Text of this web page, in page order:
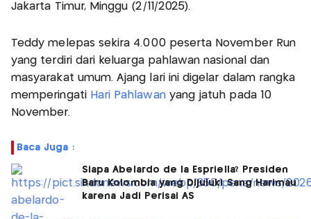
Jakarta Timur, Minggu (2/11/2025).
Teddy melepas sekira 4.000 peserta November Run
yang terdiri dari keluarga pahlawan nasional dan
masyarakat umum. Ajang lari ini digelar dalam rangka
memperingati Hari Pahlawanyang jatuh pada 10
November.
Baca Juga :
Siapa Abelardo de la Espriella? Presiden
Baru Kolombia yang Dijuluki Sang Harimau
karena Jadi Perisai AS